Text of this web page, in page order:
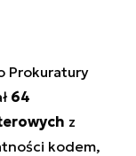
Prokuratury
64
z
kodem,